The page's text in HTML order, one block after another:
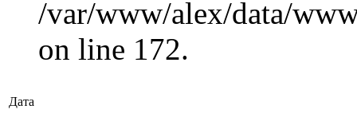
/var/www/alex/data/
on line 172.
Дата